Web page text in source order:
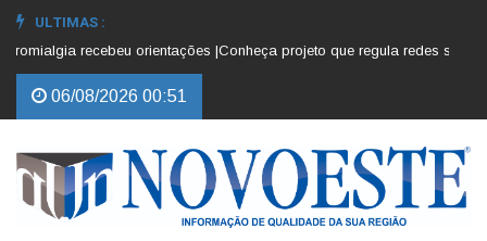
ULTIMAS :
recebeu orientações |Conheça projeto que regula redes sociais
06/08/2026 00:51